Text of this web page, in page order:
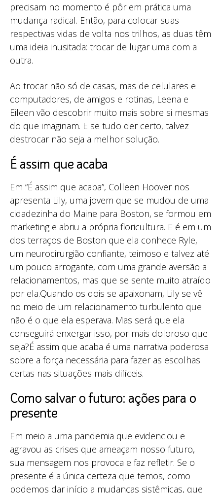
precisam no momento é pôr em prática uma
mudança radical. Então, para colocar suas
respectivas vidas de volta nos trilhos, as duas têm
uma ideia inusitada: trocar de lugar uma com a
outra.
Ao trocar não só de casas, mas de celulares e
computadores, de amigos e rotinas, Leena e
Eileen vão descobrir muito mais sobre si mesmas
do que imaginam. E se tudo der certo, talvez
destrocar não seja a melhor solução.
É assim que acaba
Em “É assim que acaba”, Colleen Hoover nos
apresenta Lily, uma jovem que se mudou de uma
cidadezinha do Maine para Boston, se formou em
marketing e abriu a própria floricultura. E é em um
dos terraços de Boston que ela conhece Ryle,
um neurocirurgião confiante, teimoso e talvez até
um pouco arrogante, com uma grande aversão a
relacionamentos, mas que se sente muito atraído
por ela.Quando os dois se apaixonam, Lily se vê
no meio de um relacionamento turbulento que
não é o que ela esperava. Mas será que ela
conseguirá enxergar isso, por mais doloroso que
seja?É assim que acaba é uma narrativa poderosa
sobre a força necessária para fazer as escolhas
certas nas situações mais difíceis.
Como salvar o futuro: ações para o
presente
Em meio a uma pandemia que evidenciou e
agravou as crises que ameaçam nosso futuro,
sua mensagem nos provoca e faz refletir. Se o
presente é a única certeza que temos, como
podemos dar início a mudanças sistêmicas, que